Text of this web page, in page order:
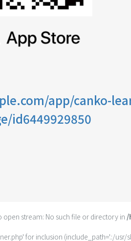
app/canko-
id6449929850
stream: No such file or directory in /
for inclusion (include_path='.:/